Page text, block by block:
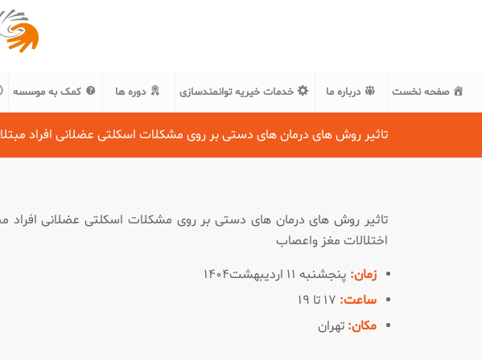
صفحه نخست درباره ما خدمات خیریه توانمندسازی دوره ها کمک به موسسه
تاثیر روش های درمان های دستی بر روی مشکلات اسکلتی عضلانی افراد
تاثیر روش های درمان های دستی بر روی مشکلات اسکلتی عضلانی افراد
اختلالات مغز واعصاب
زمان: پنجشنبه ۱۱ اردیبهشت۱۴۰۴
ساعت:
مکان: تهران